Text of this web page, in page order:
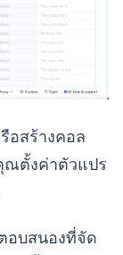
อสร้างคอล
ณตั้งค่าตัวแปร
อบสนองที่จัด